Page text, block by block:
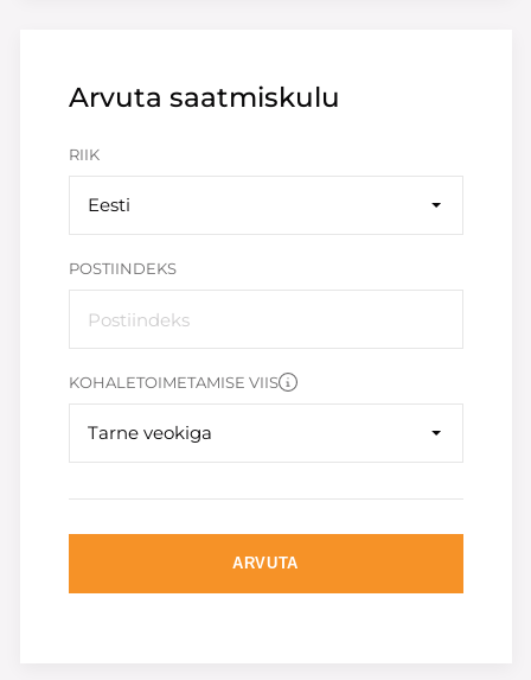
Arvuta saatmiskulu
RIIK
Eesti
POSTIINDEKS
KOHALETOIMETAMISE VIIS
Tarne veokiga
ARVUTA